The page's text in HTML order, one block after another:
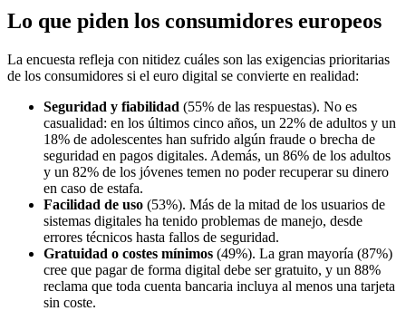
Lo que piden los consumidores europeos
La encuesta refleja con nitidez cuáles son las exigencias prioritarias
de los consumidores si el euro digital se convierte en realidad:
Seguridad y fiabilidad (55% de las respuestas). No es
casualidad: en los últimos cinco años, un 22% de adultos y un
18% de adolescentes han sufrido algún fraude o brecha de
seguridad en pagos digitales. Además, un 86% de los adultos
y un 82% de los jóvenes temen no poder recuperar su dinero
en caso de estafa.
Facilidad de uso (53%). Más de la mitad de los usuarios de
sistemas digitales ha tenido problemas de manejo, desde
errores técnicos hasta fallos de seguridad.
Gratuidad o costes mínimos (49%). La gran mayoría (87%)
cree que pagar de forma digital debe ser gratuito, y un 88%
reclama que toda cuenta bancaria incluya al menos una tarjeta
sin coste.